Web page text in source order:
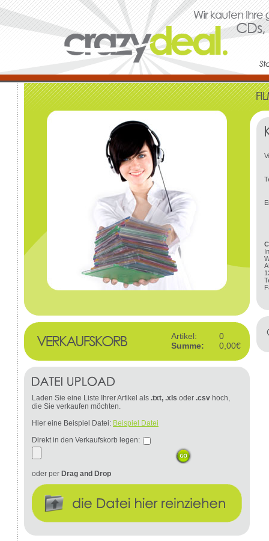
Artikel:
0
Summe:
0,00€
Laden Sie eine Liste Ihrer Artikel als .txt, .xls oder .csv hoch,
die Sie verkaufen möchten.
Hier eine Beispiel Datei: Beispiel Datei
Direkt in den Verkaufskorb legen:
oder per Drag and Drop